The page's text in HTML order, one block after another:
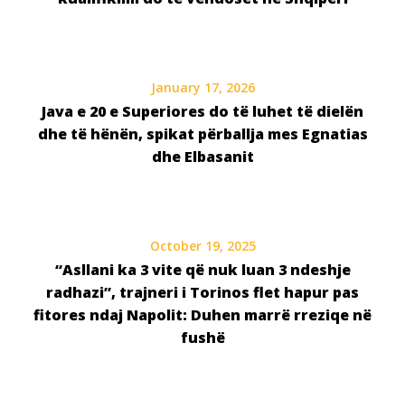
January 17, 2026
Java e 20 e Superiores do të luhet të dielën
dhe të hënën, spikat përballja mes Egnatias
dhe Elbasanit
October 19, 2025
“Asllani ka 3 vite që nuk luan 3 ndeshje
radhazi”, trajneri i Torinos flet hapur pas
fitores ndaj Napolit: Duhen marrë rreziqe në
fushë